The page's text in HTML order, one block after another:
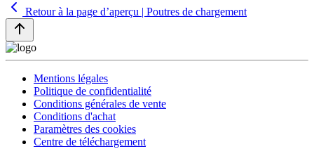
Retour à la page d’aperçu | Poutres de chargement
Mentions légales
Politique de confidentialité
Conditions générales de vente
Conditions d'achat
Paramètres des cookies
Centre de téléchargement